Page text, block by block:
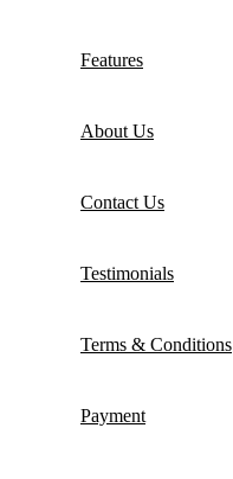
Features
About Us
Contact Us
Testimonials
Terms & Conditions
Payment